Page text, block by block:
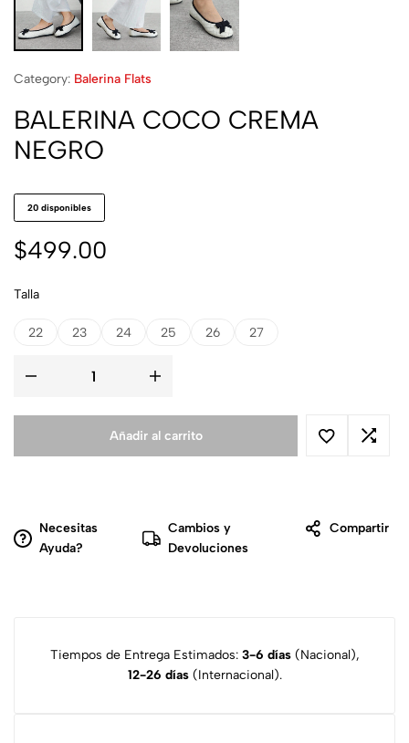
Category: Balerina Flats
BALERINA COCO CREMA
NEGRO
20 disponibles
$499.00
Talla
22 23 24 25 26 27
Añadir al carrito
Necesitas
Ayuda?
Cambios y
Devoluciones
Compartir
Tiempos de Entrega Estimados: 3-6 días(Nacional),
12-26 días(Internacional).